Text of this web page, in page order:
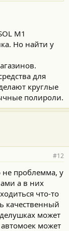
М1
Но найти у
для
круглые
полироли.
#12
не проблемма, у
а в них
что-то
качественный
может
может